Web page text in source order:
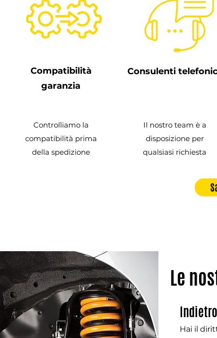
Compatibilità
garanzia
Controlliamo la
compatibilità prima
della spedizione
Consulenti
Il nostro team è a
disposizione per
qualsiasi richiesta
Le
Indietro
Hai il